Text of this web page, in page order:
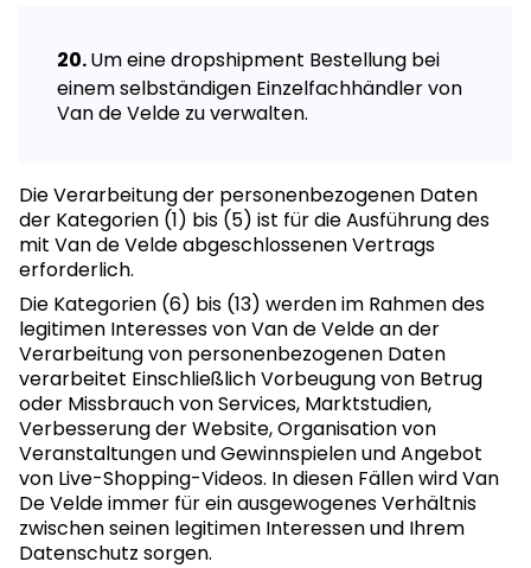
Um eine dropshipment Bestellung bei
einem selbständigen Einzelfachhändler von
Van de Velde zu verwalten.
Die Verarbeitung der personenbezogenen Daten
der Kategorien (1) bis (5) ist für die Ausführung des
mit Van de Velde abgeschlossenen Vertrags
erforderlich.
Die Kategorien (6) bis (13) werden im Rahmen des
legitimen Interesses von Van de Velde an der
Verarbeitung von personenbezogenen Daten
verarbeitet Einschließlich Vorbeugung von Betrug
oder Missbrauch von Services, Marktstudien,
Verbesserung der Website, Organisation von
Veranstaltungen und Gewinnspielen und Angebot
von Live-Shopping-Videos. In diesen Fällen wird Van
De Velde immer für ein ausgewogenes Verhältnis
zwischen seinen legitimen Interessen und Ihrem
Datenschutz sorgen.